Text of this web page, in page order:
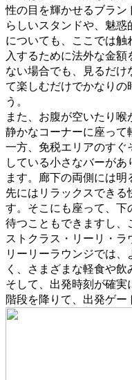
性の目を輝かせるブラ
らしいスタンドや、魅
についても、ここでは
入するために法外な金
ない場合でも、見るだ
て楽しむだけでかなりの
う。
また、お腹が空いたり喉
静かなコーナーに座って
一方、免税エリアのす
している小さなバーが
ます。廊下の両側には
先にはリラックスできる
す。そこにも座って、下
待つこともできますし、
ストクラス・リーリ・ラ
リーリーラウンジでは
く、さまざまな軽食や飲
そして、出発時刻が確
階段を降りて、出発ゲー